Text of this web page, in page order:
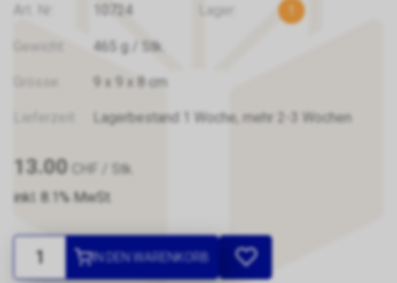
10724 Lager:
Gewicht: 465 g / Stk.
x x 8 cm
Lagerbestand 1 Woche, mehr 2-3 Wochen
13.00 CHF
/ Stk.
inkl. 8.1% MwSt.
IN DEN WARENKORB